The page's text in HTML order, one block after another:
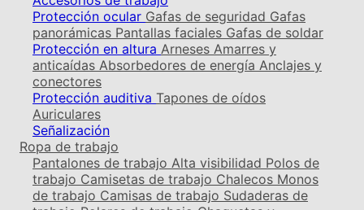
Protección ocular Gafas de seguridad Gafas
panorámicas Pantallas faciales Gafas de soldar
Protección en altura Arneses Amarres y
anticaídas Absorbedores de energía Anclajes y
conectores
Protección auditiva Tapones de oídos
Auriculares
Señalización
Ropa de trabajo
Pantalones de trabajo Alta visibilidad Polos de
trabajo Camisetas de trabajo Chalecos Monos
de trabajo Camisas de trabajo Sudaderas de